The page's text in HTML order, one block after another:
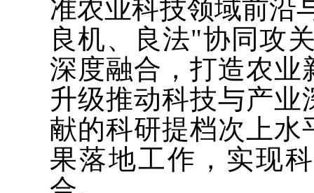
准农业科技领域前沿
良机、良法"协同攻
深度融合，打造农业
升级推动科技与产业
献的科研提档次上水
果落地工作，实现